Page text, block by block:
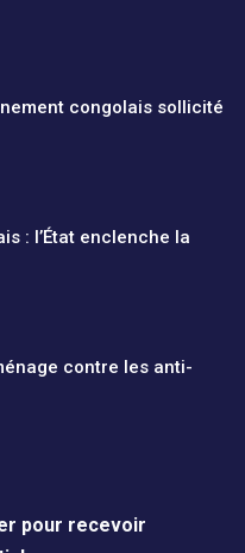
congolais sollicité
: l’État enclenche la
contre les anti-
pour recevoir